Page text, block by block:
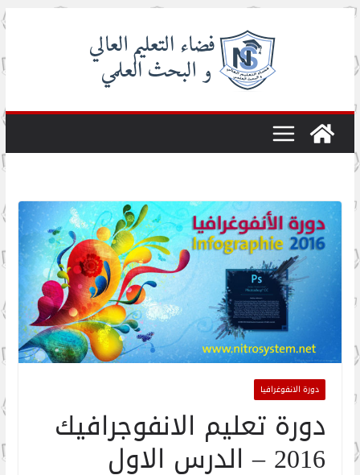
Skip
content
دورة الانفوغرافيا
دورة تعليم الانفوجرافيك
2016 – الدرس الاول